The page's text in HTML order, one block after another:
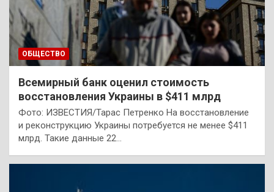
ОБЩЕСТВО
Всемирный банк оценил стоимость
восстановления Украины в $411 млрд
Фото: ИЗВЕСТИЯ/Тарас Петренко На восстановление
и реконструкцию Украины потребуется не менее $411
млрд. Такие данные 22…